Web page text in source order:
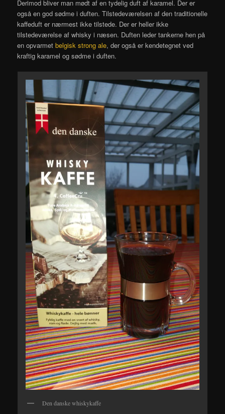
Derimod bliver man mødt af en tydelig duft af karamel. Der er
også en god sødme i duften. Tilstedeværelsen af den traditionelle
kaffeduft er nærmest ikke tilstede. Der er heller ikke
tilstedeværelse af whisky i næsen. Duften leder tankerne hen på
en opvarmetbelgisk strong ale, der også er kendetegnet ved
kraftig karamel og sødme i duften.
Den danske whiskykaffe